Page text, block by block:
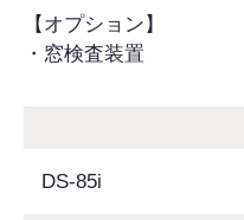
【オプション】
・窓検査装置
DS-85i